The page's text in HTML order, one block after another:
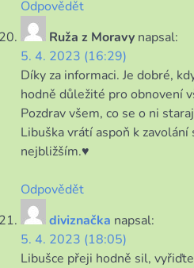
Odpovědět
Ruža z Moravy napsal:
5. 4. 2023 (16:29)
Díky za informaci. Je dobré,
hodně důležité pro obnovení
Pozdrav všem, co se o ni
Libuška vrátí aspoň k
nejbližším.♥
Odpovědět
diviznačka napsal:
5. 4. 2023 (18:05)
Libušce přeji hodně sil,